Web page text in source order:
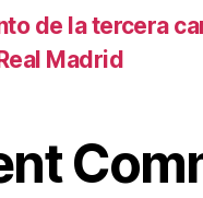
de la tercera
Madrid